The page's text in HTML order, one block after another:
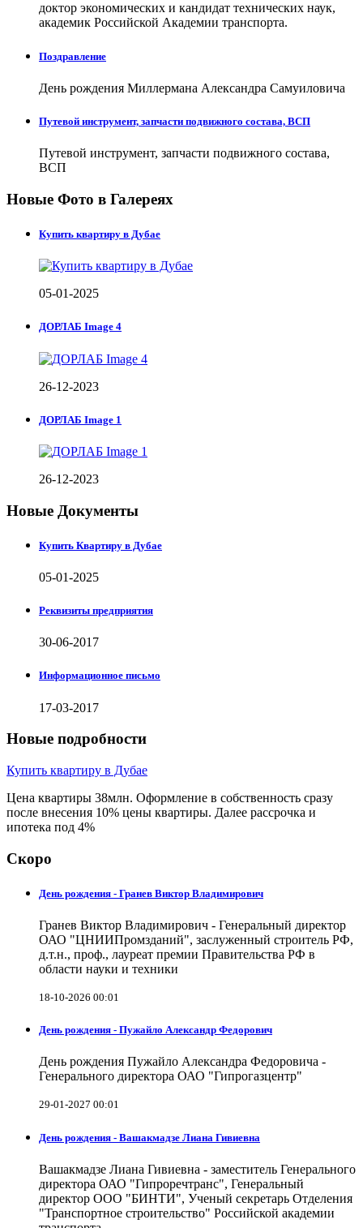
доктор экономических и кандидат технических наук,
академик Российской Академии транспорта.
Поздравление
День рождения Миллермана Александра Самуиловича
Путевой инструмент, запчасти подвижного состава, ВСП
Путевой инструмент, запчасти подвижного состава,
ВСП
Новые Фото в Галереях
Купить квартиру в Дубае
05-01-2025
ДОРЛАБ Image 4
26-12-2023
ДОРЛАБ Image 1
26-12-2023
Новые Документы
Купить Квартиру в Дубае
05-01-2025
Реквизиты предприятия
30-06-2017
Информационное письмо
17-03-2017
Новые подробности
Купить квартиру в Дубае
Цена квартиры 38млн. Оформление в собственность сразу
после внесения 10% цены квартиры. Далее рассрочка и
ипотека под 4%
Скоро
День рождения - Гранев Виктор Владимирович
Гранев Виктор Владимирович - Генеральный директор
ОАО "ЦНИИПромзданий", заслуженный строитель РФ,
д.т.н., проф., лауреат премии Правительства РФ в
области науки и техники
18-10-2026 00:01
День рождения - Пужайло Александр Федорович
День рождения Пужайло Александра Федоровича -
Генерального директора ОАО "Гипрогазцентр"
29-01-2027 00:01
День рождения - Вашакмадзе Лиана Гивиевна
Вашакмадзе Лиана Гивиевна - заместитель Генерального
директора ОАО "Гипроречтранс", Генеральный
директор ООО "БИНТИ", Ученый секретарь Отделения
"Транспортное строительство" Российской академии